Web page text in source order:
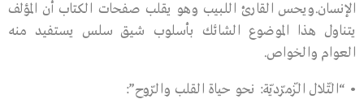
الإنسان.ويحس القارئ اللبيب وهو يقلب صفحات الكتاب أن المؤلف
يتناول هذا الموضوع الشائك بأسلوب شيق سلس يستفيد منه
العوام والخواص.
• “التّلال الزّمرّديّة: نحو حياة القلب والرّوح”: